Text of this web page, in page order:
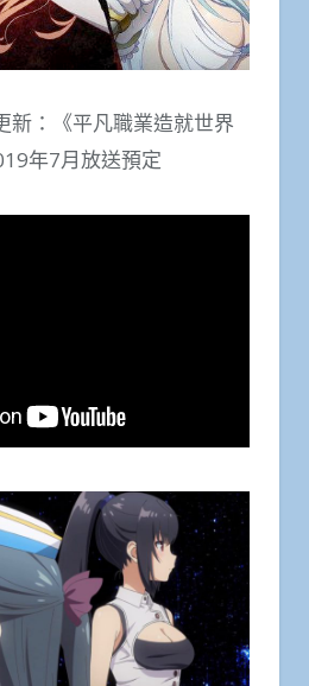
新：《平凡職業造就世界
年7月放送預定